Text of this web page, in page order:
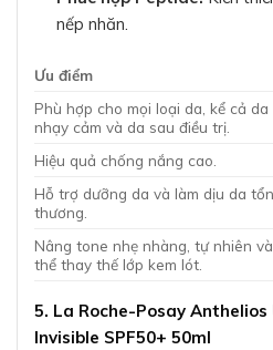
nếp nhăn.
Ưu điểm
Phù hợp cho mọi loại da, kể cả da
nhạy cảm và da sau điều trị.
Hiệu quả chống nắng cao.
Hỗ trợ dưỡng da và làm dịu da tổn
thương.
Nâng tone nhẹ nhàng, tự nhiên
thể thay thế lớp kem lót.
5. La Roche-Posay Anthelios
Invisible SPF50+ 50ml